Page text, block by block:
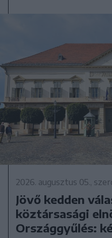
2026. augusztus 05.,
Jövő kedden
köztársasági
Országgyűlés: